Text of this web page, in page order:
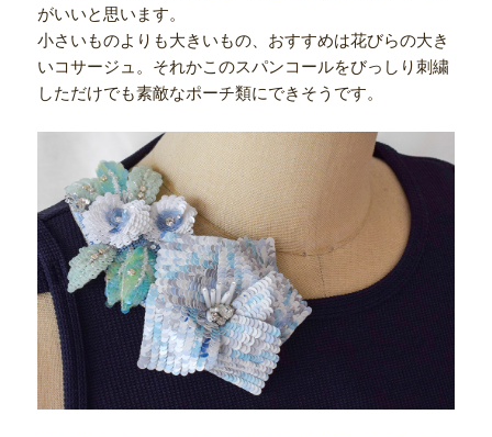
がいいと思います。
小さいものよりも大きいもの、おすすめは花びらの大き
いコサージュ。それかこのスパンコールをびっしり刺繍
しただけでも素敵なポーチ類にできそうです。